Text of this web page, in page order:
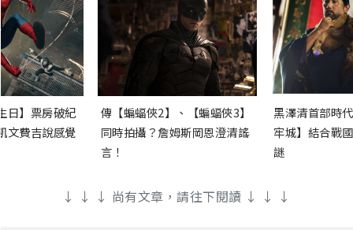
日】票房破紀
文費吉說感覺
傳【蝙蝠俠2】、【蝙蝠俠3】
同時拍攝？詹姆斯岡恩澄清謠
言！
黑澤清首部時
牢城】結合戰
謎
↓ ↓ ↓ 尚有文章，請往下閱讀 ↓ ↓ ↓